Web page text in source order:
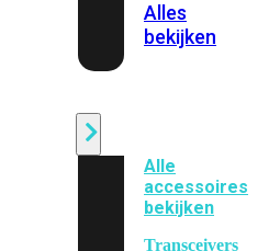
Alles
bekijken
Alle
accessoires
bekijken
Transceivers